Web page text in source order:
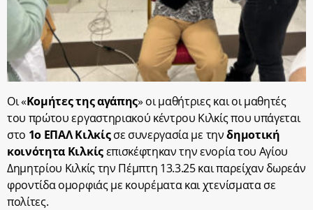
Οι «Κομήτες της αγάπης» οι μαθήτριες και οι μαθητές
του πρώτου εργαστηριακού κέντρου Κιλκίς που υπάγεται
στο 1o ΕΠΑΛ Κιλκίςσε συνεργασία με τηνδημοτική
κοινότητα Κιλκίςεπισκέφτηκαν την ενορία του Αγίου
Δημητρίου Κιλκίς την Πέμπτη 13.3.25 και παρείχαν δωρεάν
φροντίδα ομορφιάς με κουρέματα και χτενίσματα σε
πολίτες.